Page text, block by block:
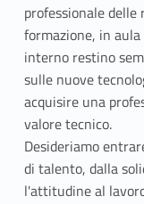
professionale delle
formazione, in
interno restino
sulle nuove
acquisire una
valore tecnico.
Desideriamo
di talento, dalla
l'attitudine al